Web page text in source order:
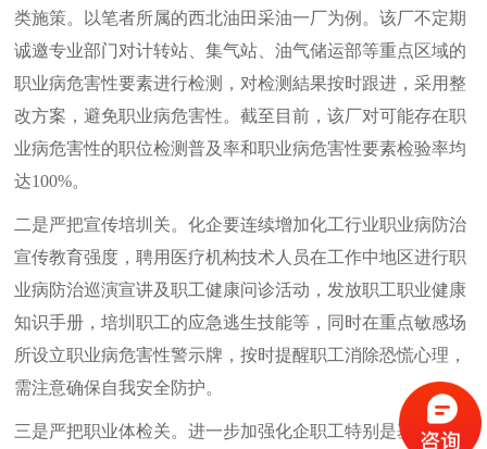
类施策。以笔者所属的西北油田采油一厂为例。该厂不定期
诚邀专业部门对计转站、集气站、油气储运部等重点区域的
职业病危害性要素进行检测，对检测結果按时跟进，采用整
改方案，避免职业病危害性。截至目前，该厂对可能存在职
业病危害性的职位检测普及率和职业病危害性要素检验率均
达100%。
二是严把宣传培圳关。化企要连续增加化工行业职业病防治
宣传教育强度，聘用医疗机构技术人员在工作中地区进行职
业病防治巡演宣讲及职工健康问诊活动，发放职工职业健康
知识手册，培圳职工的应急逃生技能等，同时在重点敏感场
所设立职业病危害性警示牌，按时提醒职工消除恐慌心理，
需注意确保自我安全防护。
三是严把职业体检关。进一步加强化企职工特别是基层有害